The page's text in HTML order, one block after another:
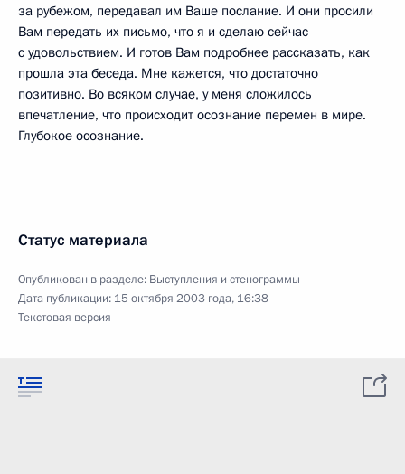
за рубежом, передавал им Ваше послание. И они просили
Вам передать их письмо, что я и сделаю сейчас
с удовольствием. И готов Вам подробнее рассказать, как
прошла эта беседа. Мне кажется, что достаточно
позитивно. Во всяком случае, у меня сложилось
впечатление, что происходит осознание перемен в мире.
Глубокое осознание.
Статус материала
Опубликован в разделе: Выступления и стенограммы
Дата публикации: 15 октября 2003 года, 16:38
Текстовая версия